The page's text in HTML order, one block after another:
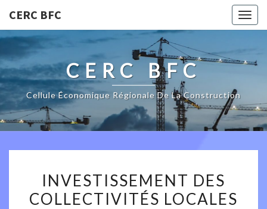
CERC BFC
CERC BFC
Cellule Économique Régionale De La Construction
DES
COLLECTIVITÉS
INVESTISSEMENT DES
COLLECTIVITÉS LOCALES